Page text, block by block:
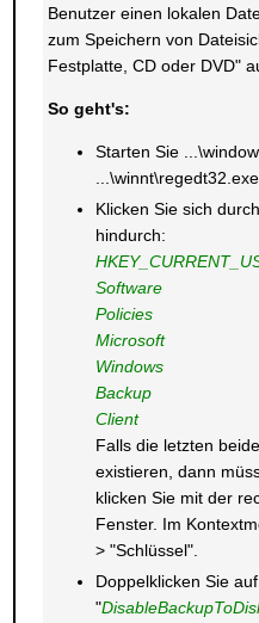
Benutzer einen lokalen
zum Speichern von
Festplatte, CD oder DVD"
So geht's:
Starten Sie
...\winnt\regedt32.exe.
Klicken Sie sich
hindurch:
Software
Policies
Microsoft
Windows
Backup
Client
Falls die letzten
existieren, dann
klicken Sie mit der
Fenster. Im
> "Schlüssel".
Doppelklicken Sie
"